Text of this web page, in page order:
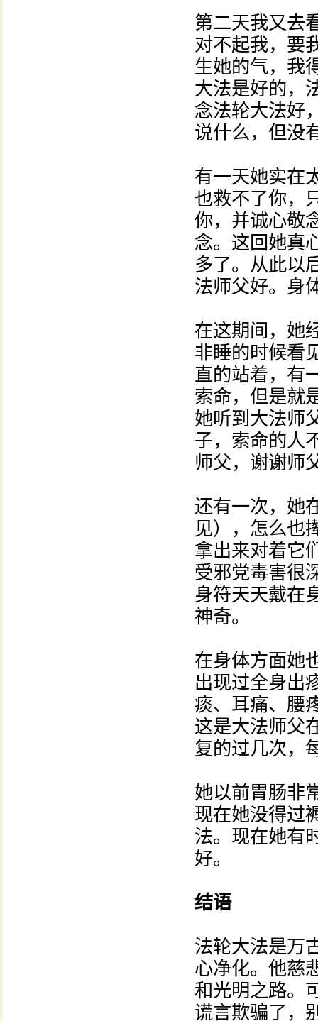
第二天我又去
对不起我，要
生她的气，我
大法是好的，
念法轮大法好
说什么，但没
有一天她实在
也救不了你，
你，并诚心敬
念。这回她真
多了。从此以
法师父好。身
在这期间，她
非睡的时候看
直的站着，有
索命，但是就
她听到大法师
子，索命的人
师父，谢谢师
还有一次，她
见），怎么也
拿出来对着它
受邪党毒害很
身符天天戴在
神奇。
在身体方面她
出现过全身出
痰、耳痛、腰
这是大法师父
复的过几次，
她以前胃肠非
现在她没得过
法。现在她有
好。
结语
法轮大法是万
心净化。他慈
和光明之路。
谎言欺骗了，